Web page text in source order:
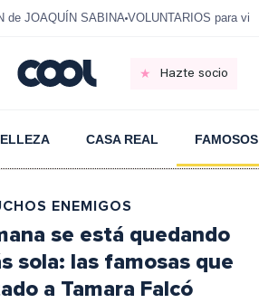
de JOAQUÍN SABINA VOLUNTARIOS para
Hazte socio
CASA REAL FAMOSOS
ENEMIGOS
se está quedando
sola: las famosas que
a Tamara Falcó